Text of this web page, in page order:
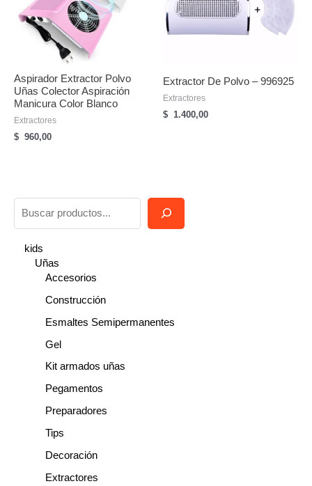
Aspirador Extractor Polvo
Uñas Colector Aspiración
Manicura Color Blanco
Extractores
$ 960,00
Extractor De Polvo – 996925
Extractores
$ 1.400,00
u
kids
Uñas
Accesorios
Construcción
Esmaltes Semipermanentes
Gel
Kit armados uñas
Pegamentos
Preparadores
Tips
Decoración
Extractores